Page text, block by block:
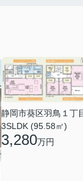
静岡市葵区羽鳥１丁
3SLDK (95.58㎡)
3,280万円